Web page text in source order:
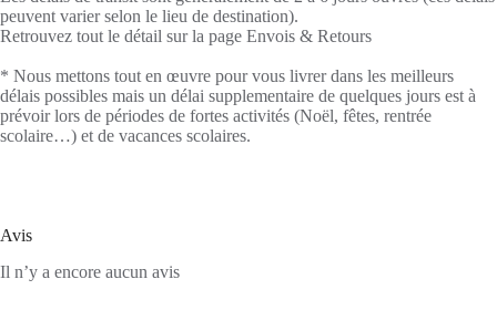
peuvent varier selon le lieu de destination).
Retrouvez tout le détail sur la page Envois & Retours
* Nous mettons tout en œuvre pour vous livrer dans les meilleurs
délais possibles mais un délai supplementaire de quelques jours est à
prévoir lors de périodes de fortes activités (Noël, fêtes, rentrée
scolaire…) et de vacances scolaires.
Avis
Il n’y a encore aucun avis